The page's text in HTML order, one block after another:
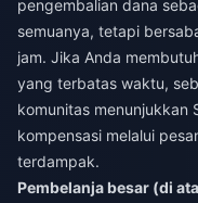
pengembalian dana
semuanya, tetapi
jam. Jika Anda
yang terbatas waktu,
komunitas menunjukkan
kompensasi melalui
terdampak.
Pembelanja besar (di